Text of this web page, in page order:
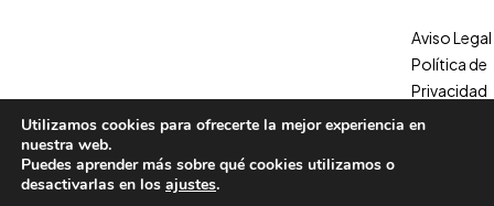
Copyright © 2026 – Calzados Marina. All Rights Reserved
Aviso Legal
Política de
Privacidad
Utilizamos cookies para ofrecerte la mejor experiencia en
nuestra web.
Puedes aprender más sobre qué cookies utilizamos o
desactivarlas en los ajustes.